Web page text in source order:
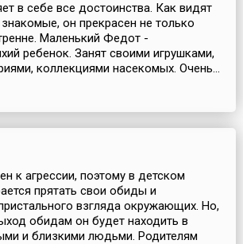
в себе все достоинства. Как видят
он прекрасен не только
Маленький Федот -
ребенок. Занят своими игрушками,
коллекциями насекомых. Очень...
к агрессии, поэтому в детском
прятать свои обиды и
взгляда окружающих. Но,
обидам он будет находить в
и близкими людьми. Родителям